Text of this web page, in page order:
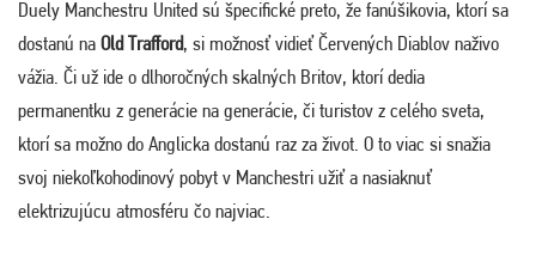
Duely Manchestru United sú špecifické preto, že fanúšikovia, ktorí sa
dostanú na Old Trafford, si možnosť vidieť Červených Diablov naživo
vážia. Či už ide o dlhoročných skalných Britov, ktorí dedia
permanentku z generácie na generácie, či turistov z celého sveta,
ktorí sa možno do Anglicka dostanú raz za život. O to viac si snažia
svoj niekoľkohodinový pobyt v Manchestri užiť a nasiaknuť
elektrizujúcu atmosféru čo najviac.